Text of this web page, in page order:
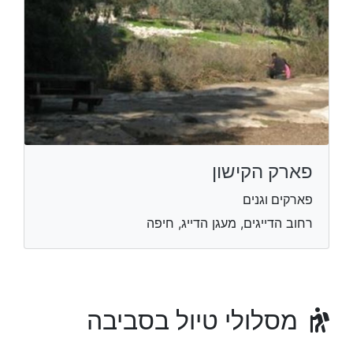
פארק הקישון
פארקים וגנים
רחוב הדייגים, מעגן הדייג, חיפה
מסלולי טיול בסביבה